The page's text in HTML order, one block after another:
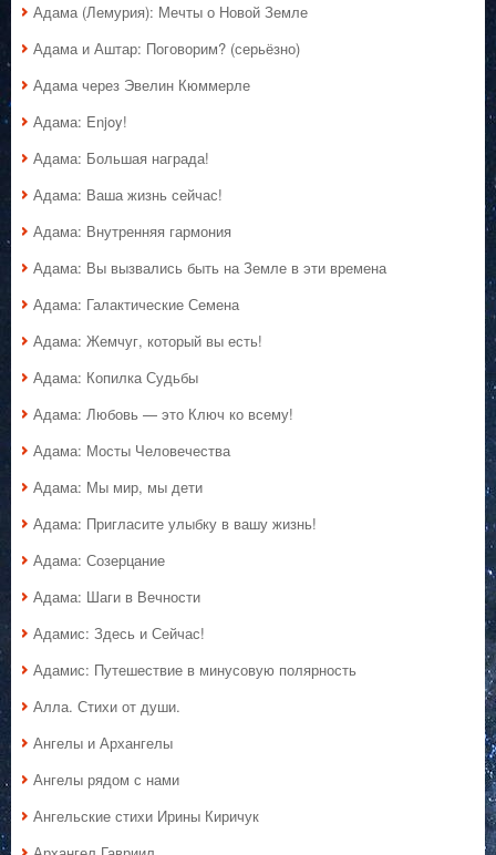
Адама (Лемурия): Мечты о Новой Земле
Адама и Аштар: Поговорим? (серьёзно)
Адама через Эвелин Кюммерле
Адама: Enjoy!
Адама: Большая награда!
Адама: Ваша жизнь сейчас!
Адама: Внутренняя гармония
Адама: Вы вызвались быть на Земле в эти времена
Адама: Галактические Семена
Адама: Жемчуг, который вы есть!
Адама: Копилка Судьбы
Адама: Любовь — это Ключ ко всему!
Адама: Мосты Человечества
Адама: Мы мир, мы дети
Адама: Пригласите улыбку в вашу жизнь!
Адама: Созерцание
Адама: Шаги в Вечности
Адамис: Здесь и Сейчас!
Адамис: Путешествие в минусовую полярность
Алла. Стихи от души.
Ангелы и Архангелы
Ангелы рядом с нами
Ангельские стихи Ирины Киричук